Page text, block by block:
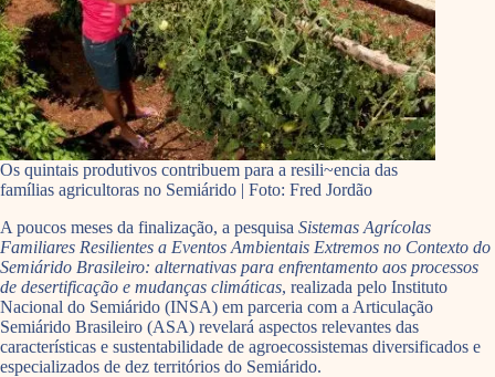
Os quintais produtivos contribuem para a resili~encia das
famílias agricultoras no Semiárido | Foto: Fred Jordão
A poucos meses da finalização, a pesquisa Sistemas Agrícolas
Familiares Resilientes a Eventos Ambientais Extremos no Contexto do
Semiárido Brasileiro: alternativas para enfrentamento aos processos
de desertificação e mudanças climáticas, realizada pelo Instituto
Nacional do Semiárido (INSA) em parceria com a Articulação
Semiárido Brasileiro (ASA) revelará aspectos relevantes das
características e sustentabilidade de agroecossistemas diversificados e
especializados de dez territórios do Semiárido.